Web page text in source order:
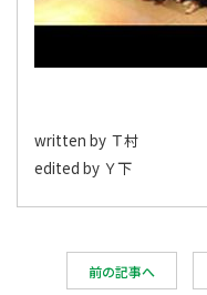
written by Ｔ村
edited by Ｙ下
前の記事へ